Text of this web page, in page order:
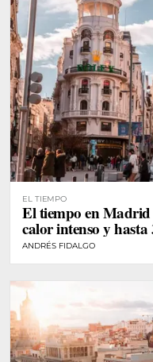
EL TIEMPO
El tiempo en Madrid
calor intenso y
ANDRÉS FIDALGO